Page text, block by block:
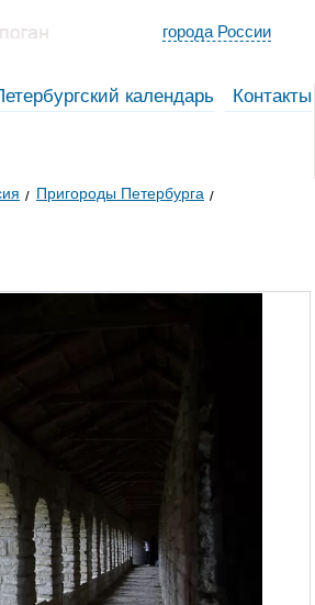
города России
календарь
Контакты
Пригороды Петербурга